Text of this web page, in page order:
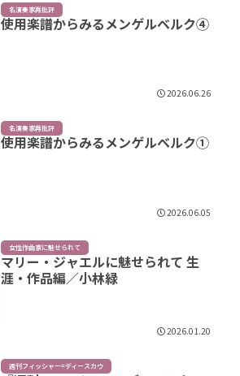
名演奏家再批評
使用楽譜からみるメンゲルベルク④
2026.06.26
名演奏家再批評
使用楽譜からみるメンゲルベルク①
2026.06.05
女性作曲家に魅せられて
マリー・ジャエルに魅せられて 生
涯・作品編／小林緑
2026.01.20
週刊フィッシャー=ディースカウ